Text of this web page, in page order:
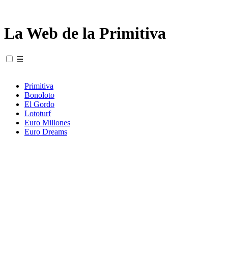
La Web de la Primitiva
☰
Primitiva
Bonoloto
El Gordo
Lototurf
Euro Millones
Euro Dreams